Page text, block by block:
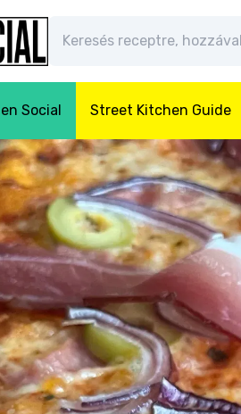
Social Street Kitchen Guide